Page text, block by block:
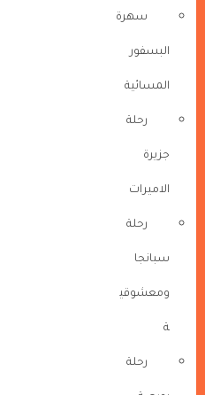
سهرة
البسفور
المسائية
رحلة
جزيرة
الاميرات
رحلة
سبانجا
ومعشوقي
ة
رحلة